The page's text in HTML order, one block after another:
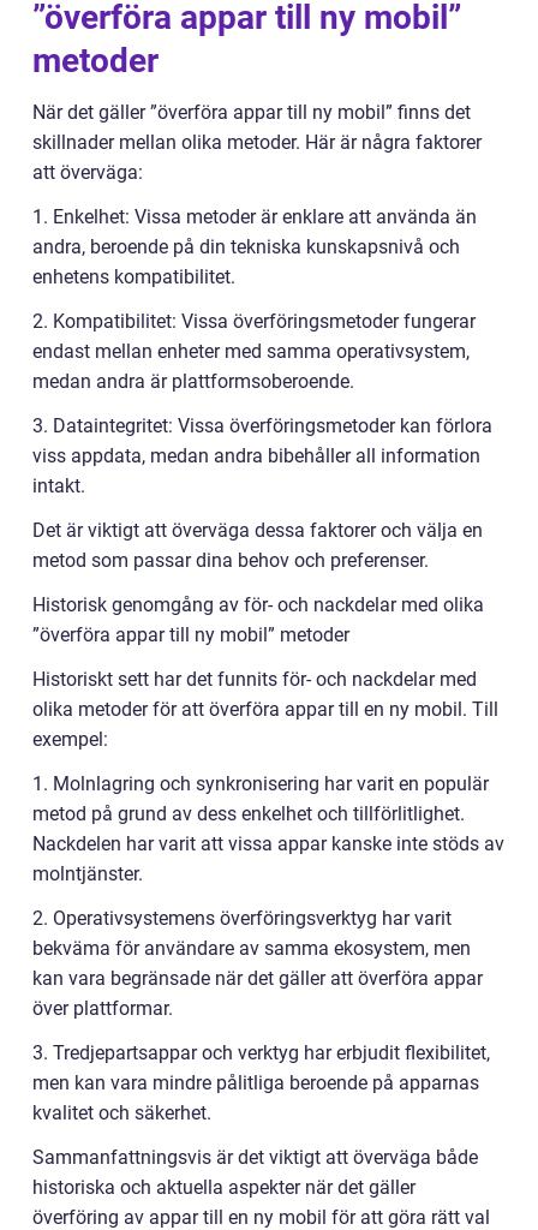
”överföra appar till ny mobil”
metoder
När det gäller ”överföra appar till ny mobil” finns det
skillnader mellan olika metoder. Här är några faktorer
att överväga:
1. Enkelhet: Vissa metoder är enklare att använda än
andra, beroende på din tekniska kunskapsnivå och
enhetens kompatibilitet.
2. Kompatibilitet: Vissa överföringsmetoder fungerar
endast mellan enheter med samma operativsystem,
medan andra är plattformsoberoende.
3. Dataintegritet: Vissa överföringsmetoder kan förlora
viss appdata, medan andra bibehåller all information
intakt.
Det är viktigt att överväga dessa faktorer och välja en
metod som passar dina behov och preferenser.
Historisk genomgång av för- och nackdelar med olika
”överföra appar till ny mobil” metoder
Historiskt sett har det funnits för- och nackdelar med
olika metoder för att överföra appar till en ny mobil. Till
exempel:
1. Molnlagring och synkronisering har varit en populär
metod på grund av dess enkelhet och tillförlitlighet.
Nackdelen har varit att vissa appar kanske inte stöds av
molntjänster.
2. Operativsystemens överföringsverktyg har varit
bekväma för användare av samma ekosystem, men
kan vara begränsade när det gäller att överföra appar
över plattformar.
3. Tredjepartsappar och verktyg har erbjudit flexibilitet,
men kan vara mindre pålitliga beroende på apparnas
kvalitet och säkerhet.
Sammanfattningsvis är det viktigt att överväga både
historiska och aktuella aspekter när det gäller
överföring av appar till en ny mobil för att göra rätt val